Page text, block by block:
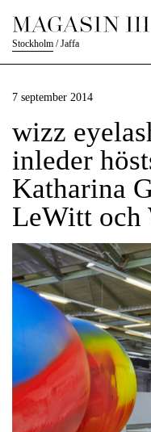
Stockholm /Jaffa
7 september 2014
wizz
inleder
Katharina
LeWitt och